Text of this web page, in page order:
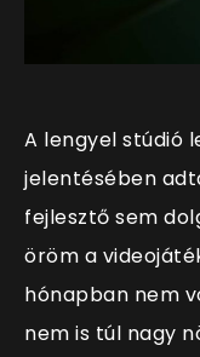
A lengyel stúdió
jelentésében
fejlesztő sem
öröm a
hónapban nem
nem is túl nagy